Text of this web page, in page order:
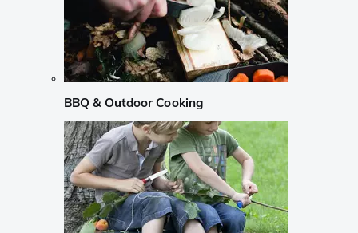
BBQ & Outdoor Cooking